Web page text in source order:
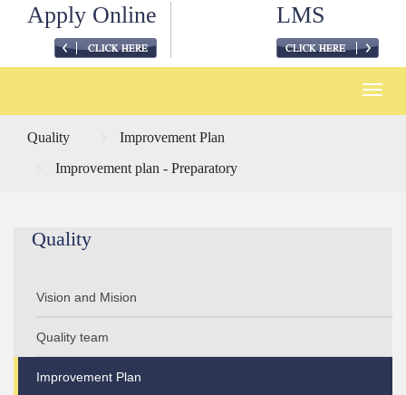
Apply Online LMS
Toggle
Quality
Improvement Plan
Improvement plan - Preparatory
Quality
Vision and Mision
KG
Primary
Quality team
Improvement Plan